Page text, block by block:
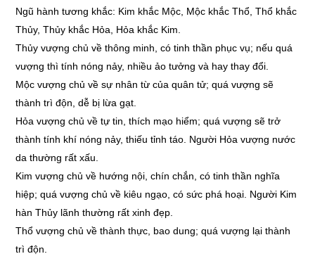
Ngũ hành tương khắc: Kim khắc Mộc, Mộc khắc Thổ, Thổ khắc
Thủy, Thủy khắc Hỏa, Hỏa khắc Kim.
Thủy vượng chủ về thông minh, có tinh thần phục vụ; nếu quá
vượng thì tính nóng nảy, nhiều ảo tưởng và hay thay đổi.
Mộc vượng chủ về sự nhân từ của quân tử; quá vượng sẽ
thành trì độn, dễ bị lừa gạt.
Hỏa vượng chủ về tự tin, thích mạo hiểm; quá vượng sẽ trở
thành tính khí nóng nảy, thiếu tỉnh táo. Người Hỏa vượng nước
da thường rất xấu.
Kim vượng chủ về hướng nội, chín chắn, có tinh thần nghĩa
hiệp; quá vượng chủ về kiêu ngạo, có sức phá hoại. Người Kim
hàn Thủy lãnh thường rất xinh đẹp.
Thổ vượng chủ về thành thực, bao dung; quá vượng lại thành
trì độn.